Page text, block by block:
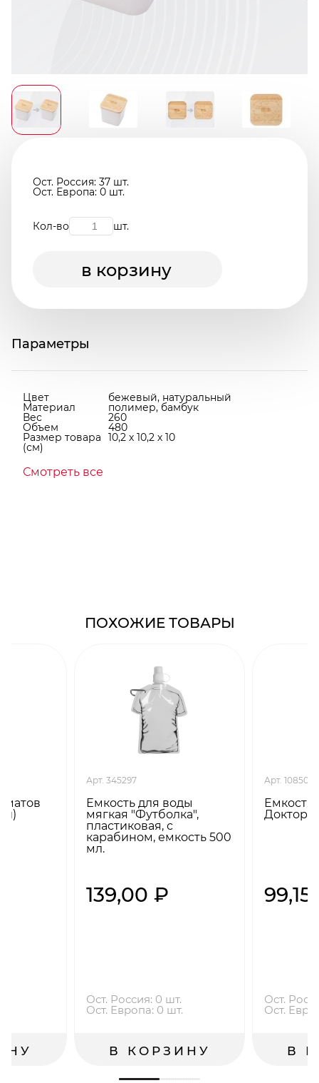
Ост. Россия: 37 шт.
Ост. Европа: 0 шт.
Кол-во шт.
в корзину
Параметры
Цвет бежевый, натуральный
Материал полимер, бамбук
Вес 260
Объем 480
Размер товара
(см)
10,2 х 10,2 х 10
Смотреть все
ПОХОЖИЕ ТОВАРЫ
Арт. 345297
Емкость для воды
мягкая "Футболка",
пластиковая, с
карабином, емкость 500
мл.
139,00 ₽
Ост. Россия: 0 шт.
Ост. Европа: 0 шт.
В КОРЗИНУ
Арт. 108503
Емкость
Доктор,
Ост.
Ост.
В